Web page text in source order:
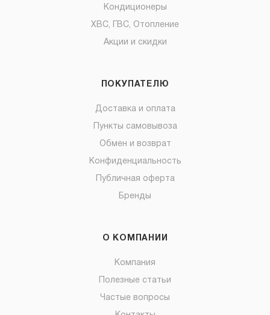
Кондиционеры
ХВС, ГВС, Отопление
Акции и скидки
ПОКУПАТЕЛЮ
Доставка и оплата
Пункты самовывоза
Обмен и возврат
Конфиденциальность
Публичная оферта
Бренды
О КОМПАНИИ
Компания
Полезные статьи
Частые вопросы